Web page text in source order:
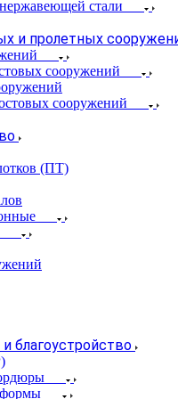
стали
и пролетных
сооружений
сооружений
(ПТ)
благоустройство